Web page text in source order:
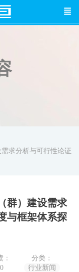
求分析与可行性论证
群）建设需求
与框架体系探
：
分类：
行业新闻